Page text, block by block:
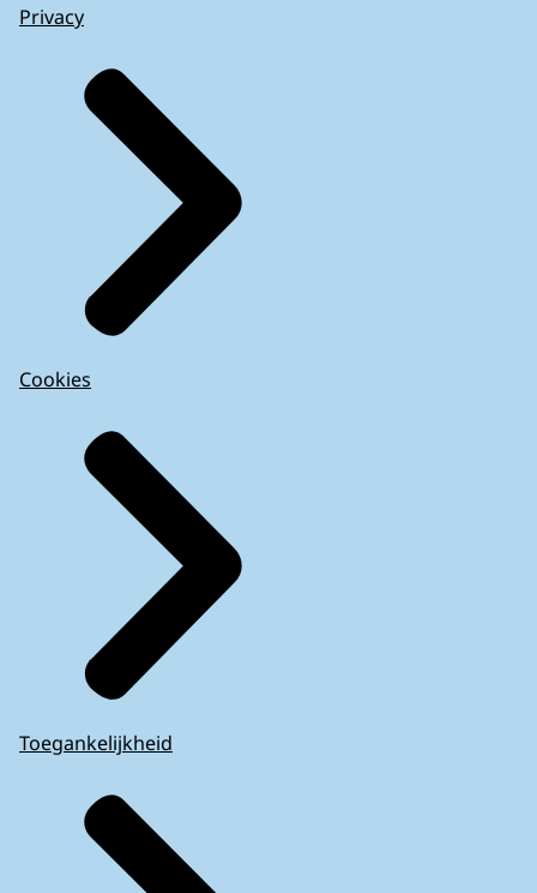
Privacy
Cookies
Toegankelijkheid